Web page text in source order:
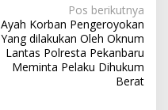
Pos berikutnya
Ayah Korban Pengeroyokan
Yang dilakukan Oleh Oknum
Lantas Polresta Pekanbaru
Meminta Pelaku Dihukum
Berat